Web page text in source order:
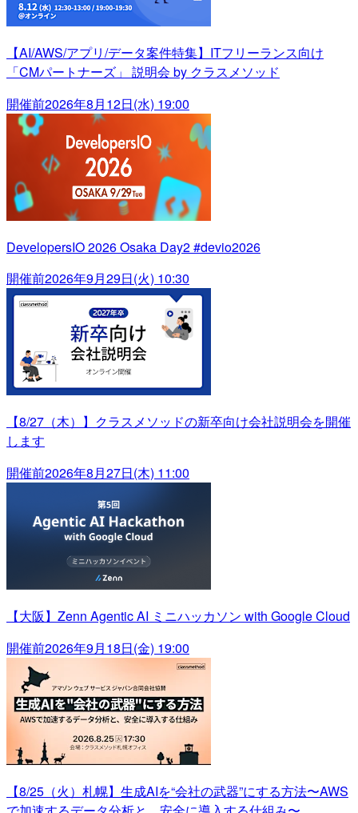
【AI/AWS/アプリ/データ案件特集】ITフリーランス向け
「CMパートナーズ」 説明会 by クラスメソッド
開催前2026年8月12日(水) 19:00
DevelopersIO 2026 Osaka Day2 #devio2026
開催前2026年9月29日(火) 10:30
【8/27（木）】クラスメソッドの新卒向け会社説明会を開催
します
開催前2026年8月27日(木) 11:00
【大阪】Zenn Agentic AI ミニハッカソン with Google Cloud
開催前2026年9月18日(金) 19:00
【8/25（火）札幌】生成AIを“会社の武器”にする方法〜AWS